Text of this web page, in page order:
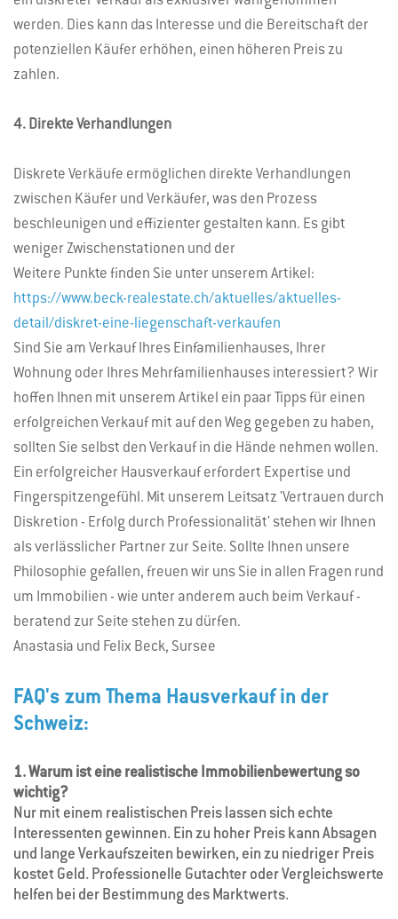
werden. Dies kann das Interesse und die Bereitschaft der
potenziellen Käufer erhöhen, einen höheren Preis zu
zahlen.
4. Direkte Verhandlungen
Diskrete Verkäufe ermöglichen direkte Verhandlungen
zwischen Käufer und Verkäufer, was den Prozess
beschleunigen und effizienter gestalten kann. Es gibt
weniger Zwischenstationen und der
Weitere Punkte finden Sie unter unserem Artikel:
https://www.beck-realestate.ch/aktuelles/aktuelles-
detail/diskret-eine-liegenschaft-verkaufen
Sind Sie am Verkauf Ihres Einfamilienhauses, Ihrer
Wohnung oder Ihres Mehrfamilienhauses interessiert? Wir
hoffen Ihnen mit unserem Artikel ein paar Tipps für einen
erfolgreichen Verkauf mit auf den Weg gegeben zu haben,
sollten Sie selbst den Verkauf in die Hände nehmen wollen.
Ein erfolgreicher Hausverkauf erfordert Expertise und
Fingerspitzengefühl. Mit unserem Leitsatz 'Vertrauen durch
Diskretion - Erfolg durch Professionalität' stehen wir Ihnen
als verlässlicher Partner zur Seite. Sollte Ihnen unsere
Philosophie gefallen, freuen wir uns Sie in allen Fragen rund
um Immobilien - wie unter anderem auch beim Verkauf -
beratend zur Seite stehen zu dürfen.
Anastasia und Felix Beck, Sursee
FAQ's zum Thema Hausverkauf in der
Schweiz:
1. Warum ist eine realistische Immobilienbewertung so
wichtig?
Nur mit einem realistischen Preis lassen sich echte
Interessenten gewinnen. Ein zu hoher Preis kann Absagen
und lange Verkaufszeiten bewirken, ein zu niedriger Preis
kostet Geld. Professionelle Gutachter oder Vergleichswerte
helfen bei der Bestimmung des Marktwerts.